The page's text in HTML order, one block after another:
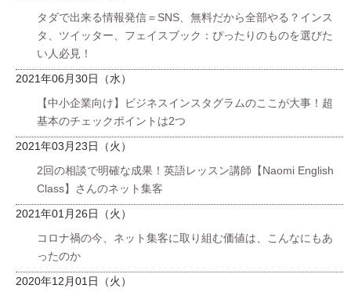
タダで出来る情報発信＝SNS、無料だから全部やる？インス
タ、ツイッター、フェイスブック：ぴったりのものを選びた
い人必見！
2021年06月30日（水）
【中小企業向け】ビジネスインスタグラムのここが大事！超
基本のチェックポイントは2つ
2021年03月23日（火）
2回の相談で明確な成果！英語レッスン講師【Naomi English
Class】さんのネット集客
2021年01月26日（火）
コロナ禍の今、ネット集客に取り組む価値は、こんなにもあ
ったのか
2020年12月01日（火）